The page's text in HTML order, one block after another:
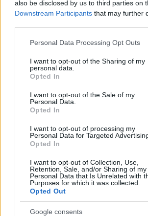
also be disclosed by us to third parties on
Downstream Participants that may further
Please note that this website/app uses
not limited to your visit or usage behaviour.
grant or deny consent to Google and its
use your data for below specified
consent section.
Personal Data Processing Opt Outs
I want to opt-out of the Sharing of my
personal data.
Opted In
I want to opt-out of the Sale of my
Personal Data.
Opted In
I want to opt-out of processing my
Personal Data for Targeted
Opted In
I want to opt-out of Collection, Use,
Retention, Sale, and/or Sharing of my
Personal Data that Is Unrelated with
Purposes for which it was collected.
Opted Out
Google consents
Hírlevél
Adja meg keresztnevét:
meg e-mail címét: